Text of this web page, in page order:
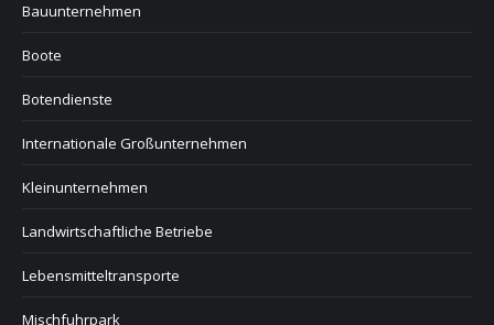
Bauunternehmen
Boote
Botendienste
Internationale Großunternehmen
Kleinunternehmen
Landwirtschaftliche Betriebe
Lebensmitteltransporte
Mischfuhrpark